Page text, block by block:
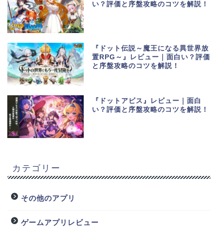
い？評価と序盤攻略のコツを解説！
『ドット伝説～魔王になる異世界放
置RPG～』レビュー｜面白い？評価
と序盤攻略のコツを解説！
『ドットアビス』レビュー｜面白
い？評価と序盤攻略のコツを解説！
カテゴリー
その他のアプリ
ゲームアプリレビュー